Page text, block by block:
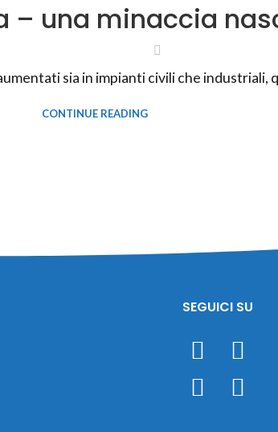
– una minaccia
sia in impianti civili che industriali,
CONTINUE READING
SEGUICI SU